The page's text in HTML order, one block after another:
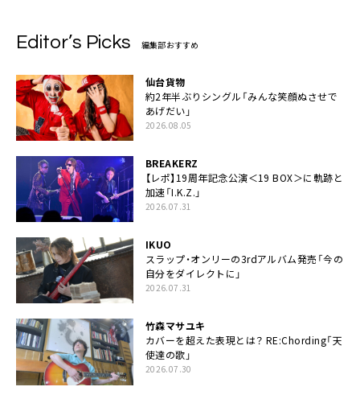
Editor’s Picks 編集部おすすめ
仙台貨物
約2年半ぶりシングル「みんな笑顔ぬさせで
あげだい」
2026.08.05
BREAKERZ
【レポ】19周年記念公演＜19 BOX＞に軌跡と
加速「I.K.Z.」
2026.07.31
IKUO
スラップ・オンリーの3rdアルバム発売「今の
自分をダイレクトに」
2026.07.31
竹森マサユキ
カバーを超えた表現とは？ RE:Chording「天
使達の歌」
2026.07.30